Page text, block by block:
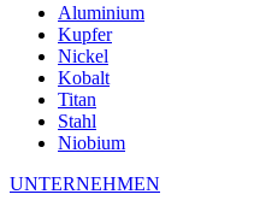
Aluminium
Kupfer
Nickel
Kobalt
Titan
Stahl
Niobium
UNTERNEHMEN